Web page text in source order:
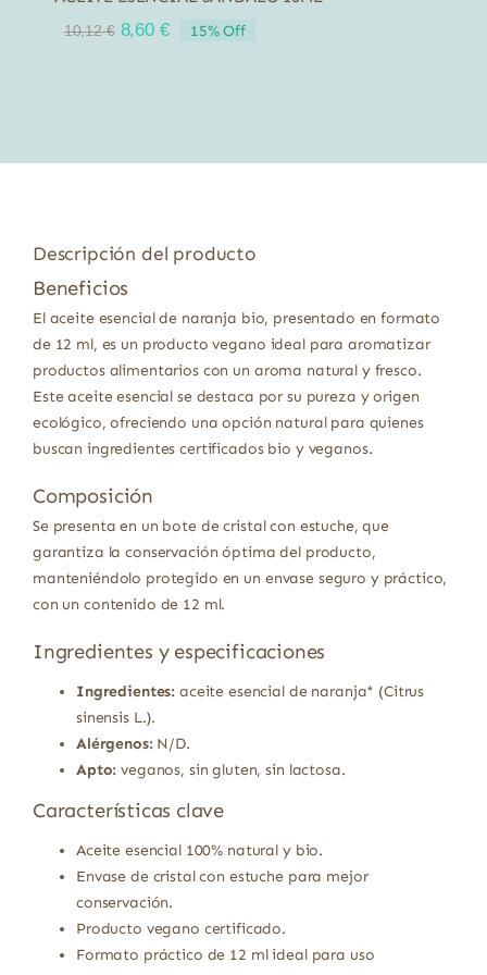
10,12€ El
8,60 €El
15% Off
Descripción del producto
Beneficios
El aceite esencial de naranja bio, presentado en formato
de 12 ml, es un producto vegano ideal para aromatizar
productos alimentarios con un aroma natural y fresco.
Este aceite esencial se destaca por su pureza y origen
ecológico, ofreciendo una opción natural para quienes
buscan ingredientes certificados bio y veganos.
Composición
Se presenta en un bote de cristal con estuche, que
garantiza la conservación óptima del producto,
manteniéndolo protegido en un envase seguro y práctico,
con un contenido de 12 ml.
Ingredientes y especificaciones
Ingredientes: aceite esencial de naranja* (Citrus
sinensis L.).
Alérgenos:N/D.
Apto: veganos, sin gluten, sin lactosa.
Características clave
Aceite esencial 100% natural y bio.
Envase de cristal con estuche para mejor
conservación.
Producto vegano certificado.
Formato práctico de 12 ml ideal para uso